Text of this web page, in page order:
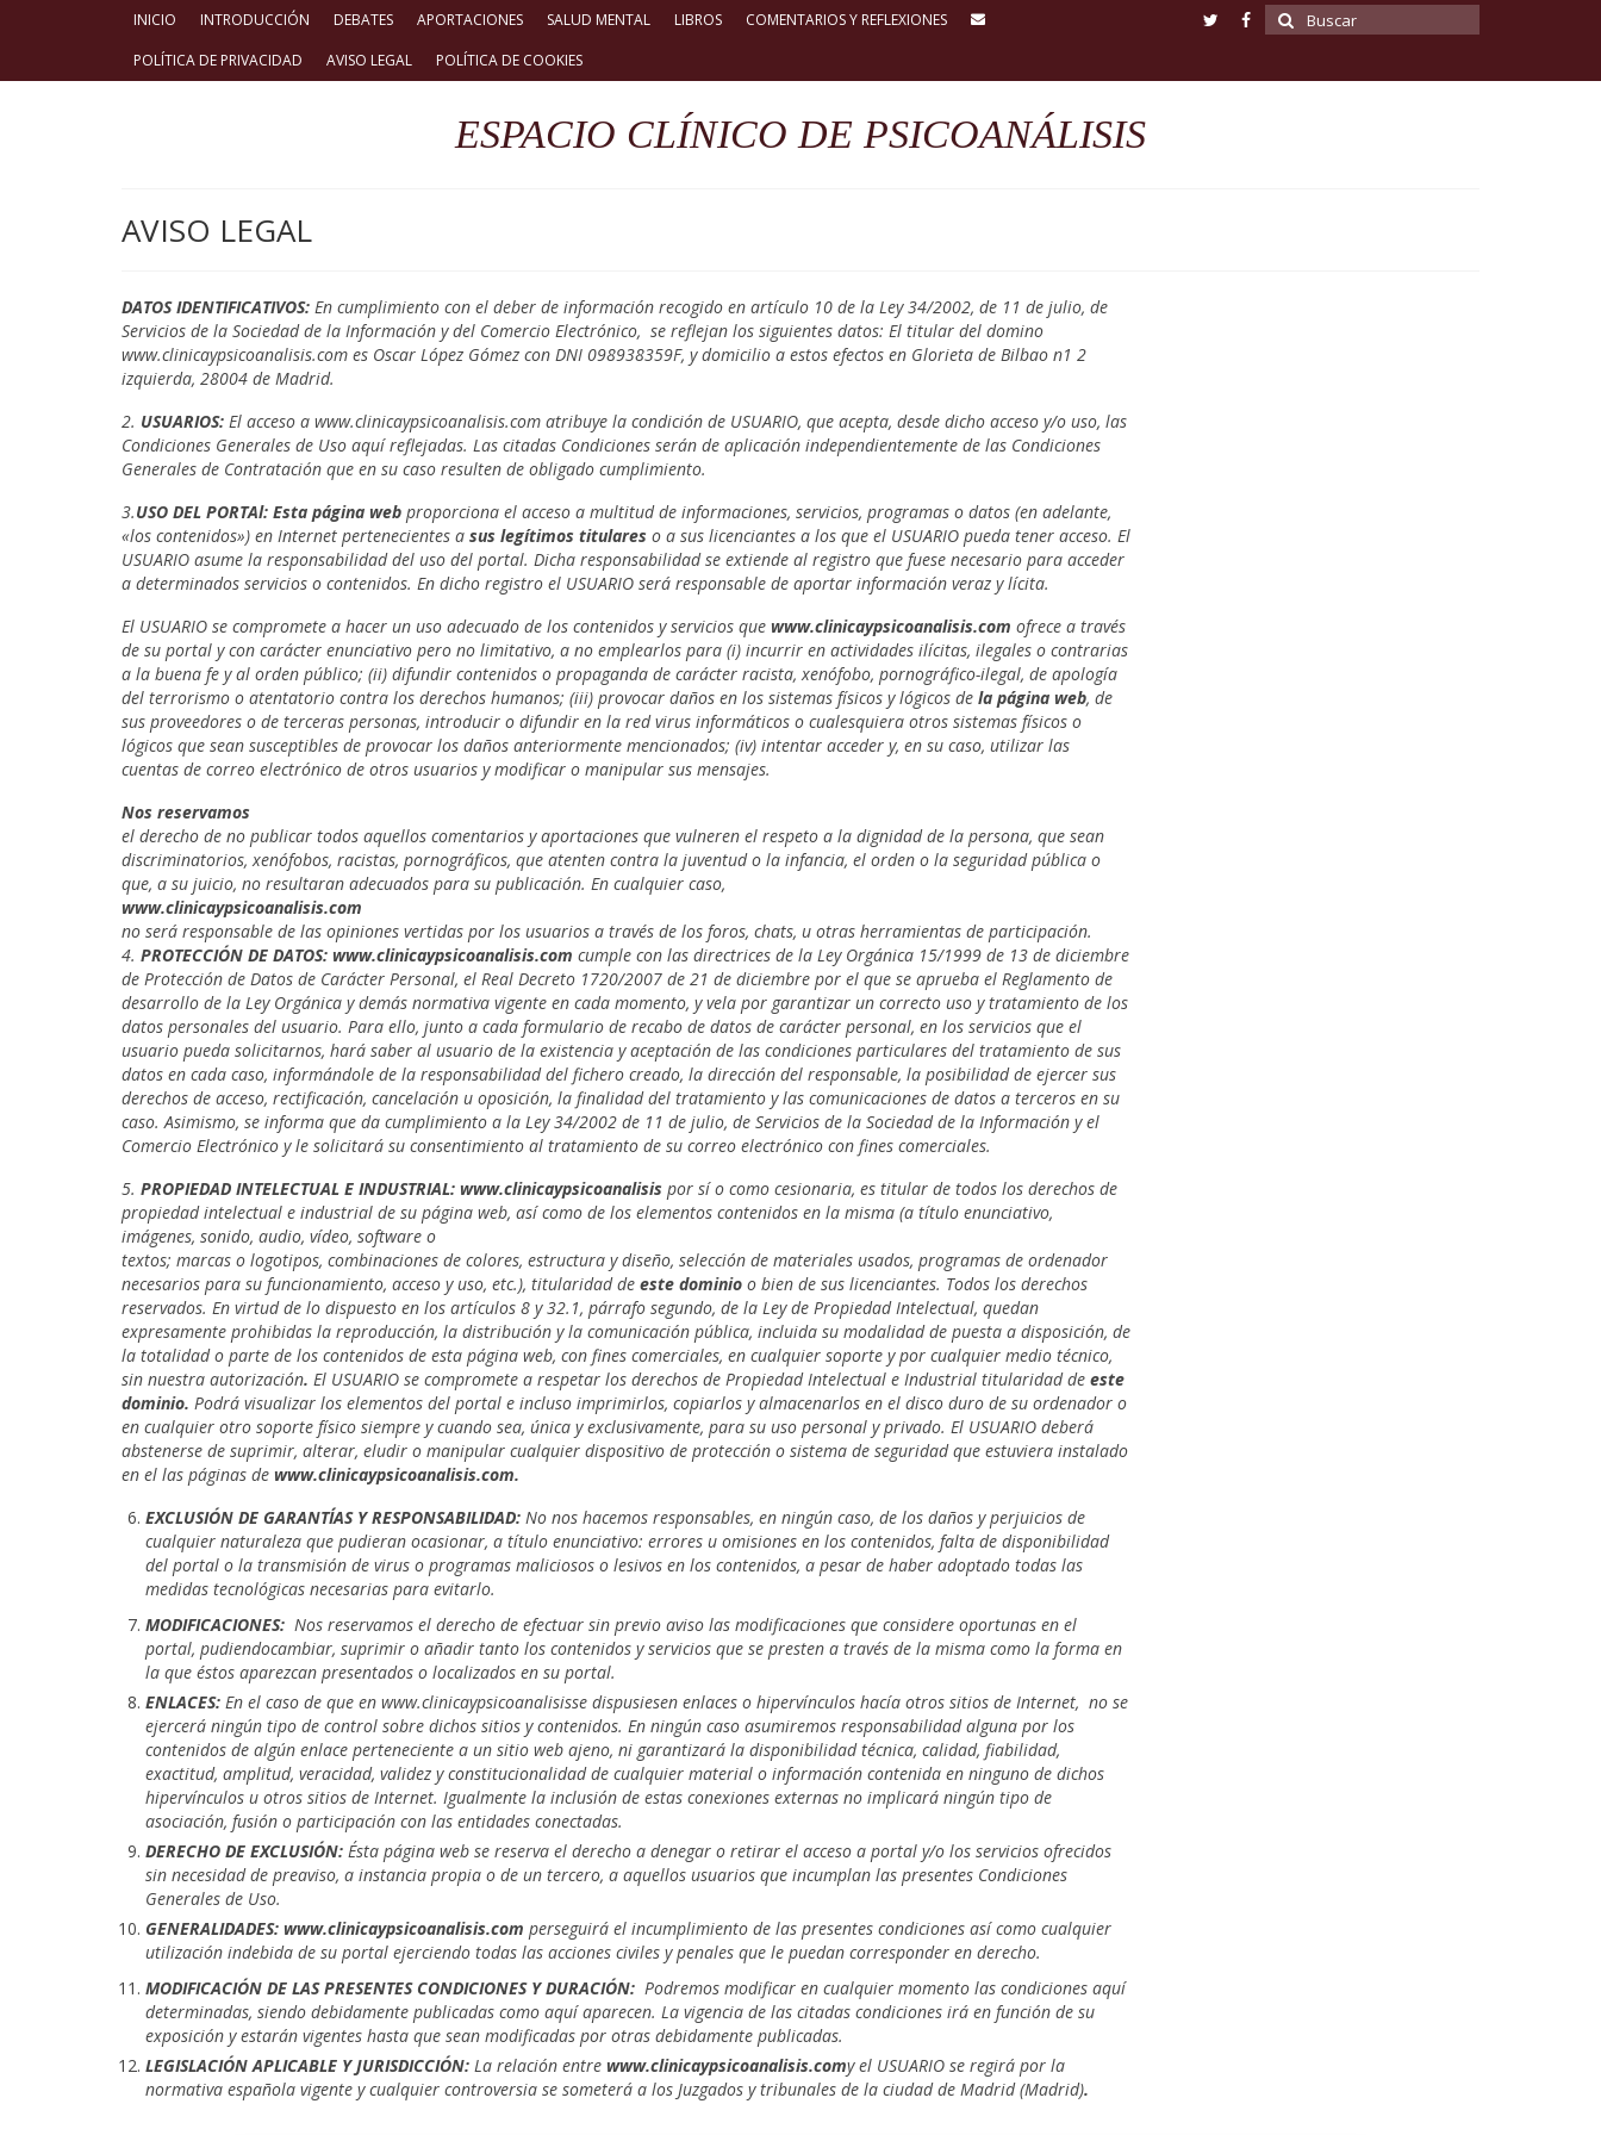
INICIO INTRODUCCIÓN DEBATES APORTACIONES SALUD MENTAL LIBROS
COMENTARIOS Y REFLEXIONES
POLÍTICA DE PRIVACIDAD
AVISO LEGAL POLÍTICA DE COOKIES
Buscar
por:
ESPACIO CLÍNICO DE PSICOANÁLISIS
AVISO LEGAL
DATOS IDENTIFICATIVOS: En cumplimiento con el deber de información recogido en artículo 10 de la Ley 34/2002, de 11 de julio, de
Servicios de la Sociedad de la Información y del Comercio Electrónico, se reflejan los siguientes datos: El titular del domino
www.clinicaypsicoanalisis.com es Oscar López Gómez con DNI 098938359F, y domicilio a estos efectos en Glorieta de Bilbao n1 2
izquierda, 28004 de Madrid.
2. USUARIOS: El acceso a www.clinicaypsicoanalisis.com atribuye la condición de USUARIO, que acepta, desde dicho acceso y/o uso, las
Condiciones Generales de Uso aquí reflejadas. Las citadas Condiciones serán de aplicación independientemente de las Condiciones
Generales de Contratación que en su caso resulten de obligado cumplimiento.
3.USO DEL PORTAl: Esta página web proporciona el acceso a multitud de informaciones, servicios, programas o datos (en adelante,
«los contenidos») en Internet pertenecientes a sus legítimos titulares o a sus licenciantes a los que el USUARIO pueda tener acceso. El
USUARIO asume la responsabilidad del uso del portal. Dicha responsabilidad se extiende al registro que fuese necesario para acceder
a determinados servicios o contenidos. En dicho registro el USUARIO será responsable de aportar información veraz y lícita.
El USUARIO se compromete a hacer un uso adecuado de los contenidos y servicios que www.clinicaypsicoanalisis.com ofrece a través
de su portal y con carácter enunciativo pero no limitativo, a no emplearlos para (i) incurrir en actividades ilícitas, ilegales o contrarias
a la buena fe y al orden público; (ii) difundir contenidos o propaganda de carácter racista, xenófobo, pornográfico-ilegal, de apología
del terrorismo o atentatorio contra los derechos humanos; (iii) provocar daños en los sistemas físicos y lógicos de la página web, de
sus proveedores o de terceras personas, introducir o difundir en la red virus informáticos o cualesquiera otros sistemas físicos o
lógicos que sean susceptibles de provocar los daños anteriormente mencionados; (iv) intentar acceder y, en su caso, utilizar las
cuentas de correo electrónico de otros usuarios y modificar o manipular sus mensajes.
Nos reservamos
el derecho de no publicar todos aquellos comentarios y aportaciones que vulneren el respeto a la dignidad de la persona, que sean
discriminatorios, xenófobos, racistas, pornográficos, que atenten contra la juventud o la infancia, el orden o la seguridad pública o
que, a su juicio, no resultaran adecuados para su publicación. En cualquier caso,
www.clinicaypsicoanalisis.com
no será responsable de las opiniones vertidas por los usuarios a través de los foros, chats, u otras herramientas de participación.
4. PROTECCIÓN DE DATOS: www.clinicaypsicoanalisis.com cumple con las directrices de la Ley Orgánica 15/1999 de 13 de diciembre
de Protección de Datos de Carácter Personal, el Real Decreto 1720/2007 de 21 de diciembre por el que se aprueba el Reglamento de
desarrollo de la Ley Orgánica y demás normativa vigente en cada momento, y vela por garantizar un correcto uso y tratamiento de los
datos personales del usuario. Para ello, junto a cada formulario de recabo de datos de carácter personal, en los servicios que el
usuario pueda solicitarnos, hará saber al usuario de la existencia y aceptación de las condiciones particulares del tratamiento de sus
datos en cada caso, informándole de la responsabilidad del fichero creado, la dirección del responsable, la posibilidad de ejercer sus
derechos de acceso, rectificación, cancelación u oposición, la finalidad del tratamiento y las comunicaciones de datos a terceros en su
caso. Asimismo, se informa que da cumplimiento a la Ley 34/2002 de 11 de julio, de Servicios de la Sociedad de la Información y el
Comercio Electrónico y le solicitará su consentimiento al tratamiento de su correo electrónico con fines comerciales.
5. PROPIEDAD INTELECTUAL E INDUSTRIAL: www.clinicaypsicoanalisis por sí o como cesionaria, es titular de todos los derechos de
propiedad intelectual e industrial de su página web, así como de los elementos contenidos en la misma (a título enunciativo,
imágenes, sonido, audio, vídeo, software o
textos; marcas o logotipos, combinaciones de colores, estructura y diseño, selección de materiales usados, programas de ordenador
necesarios para su funcionamiento, acceso y uso, etc.), titularidad de este dominio o bien de sus licenciantes. Todos los derechos
reservados. En virtud de lo dispuesto en los artículos 8 y 32.1, párrafo segundo, de la Ley de Propiedad Intelectual, quedan
expresamente prohibidas la reproducción, la distribución y la comunicación pública, incluida su modalidad de puesta a disposición, de
la totalidad o parte de los contenidos de esta página web, con fines comerciales, en cualquier soporte y por cualquier medio técnico,
sin nuestra autorización. El USUARIO se compromete a respetar los derechos de Propiedad Intelectual e Industrial titularidad de este
dominio. Podrá visualizar los elementos del portal e incluso imprimirlos, copiarlos y almacenarlos en el disco duro de su ordenador o
en cualquier otro soporte físico siempre y cuando sea, única y exclusivamente, para su uso personal y privado. El USUARIO deberá
abstenerse de suprimir, alterar, eludir o manipular cualquier dispositivo de protección o sistema de seguridad que estuviera instalado
en el las páginas de www.clinicaypsicoanalisis.com.
EXCLUSIÓN DE GARANTÍAS Y RESPONSABILIDAD: No nos hacemos responsables, en ningún caso, de los daños y perjuicios de
cualquier naturaleza que pudieran ocasionar, a título enunciativo: errores u omisiones en los contenidos, falta de disponibilidad
del portal o la transmisión de virus o programas maliciosos o lesivos en los contenidos, a pesar de haber adoptado todas las
medidas tecnológicas necesarias para evitarlo.
MODIFICACIONES: Nos reservamos el derecho de efectuar sin previo aviso las modificaciones que considere oportunas en el
portal, pudiendocambiar, suprimir o añadir tanto los contenidos y servicios que se presten a través de la misma como la forma en
la que éstos aparezcan presentados o localizados en su portal.
ENLACES: En el caso de que en www.clinicaypsicoanalisisse dispusiesen enlaces o hipervínculos hacía otros sitios de Internet, no se
ejercerá ningún tipo de control sobre dichos sitios y contenidos. En ningún caso asumiremos responsabilidad alguna por los
contenidos de algún enlace perteneciente a un sitio web ajeno, ni garantizará la disponibilidad técnica, calidad, fiabilidad,
exactitud, amplitud, veracidad, validez y constitucionalidad de cualquier material o información contenida en ninguno de dichos
hipervínculos u otros sitios de Internet. Igualmente la inclusión de estas conexiones externas no implicará ningún tipo de
asociación, fusión o participación con las entidades conectadas.
DERECHO DE EXCLUSIÓN: Ésta página web se reserva el derecho a denegar o retirar el acceso a portal y/o los servicios ofrecidos
sin necesidad de preaviso, a instancia propia o de un tercero, a aquellos usuarios que incumplan las presentes Condiciones
Generales de Uso.
GENERALIDADES: www.clinicaypsicoanalisis.com perseguirá el incumplimiento de las presentes condiciones así como cualquier
utilización indebida de su portal ejerciendo todas las acciones civiles y penales que le puedan corresponder en derecho.
MODIFICACIÓN DE LAS PRESENTES CONDICIONES Y DURACIÓN: Podremos modificar en cualquier momento las condiciones aquí
determinadas, siendo debidamente publicadas como aquí aparecen. La vigencia de las citadas condiciones irá en función de su
exposición y estarán vigentes hasta que sean modificadas por otras debidamente publicadas.
LEGISLACIÓN APLICABLE Y JURISDICCIÓN: La relación entre www.clinicaypsicoanalisis.comy el USUARIO se regirá por la
normativa española vigente y cualquier controversia se someterá a los Juzgados y tribunales de la ciudad de Madrid (Madrid).